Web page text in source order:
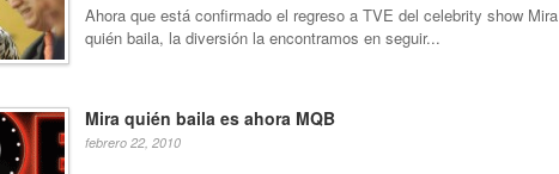
Ahora que está confirmado el regreso a TVE del celebrity show Mira
quién baila, la diversión la encontramos en seguir...
Mira quién baila es ahora MQB
febrero 22, 2010